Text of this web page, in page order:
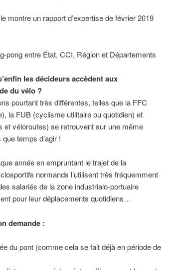
montre un rapport d’expertise de février 2019
pong entre État, CCI, Région et Départements
les décideurs accèdent aux
du vélo ?
pourtant très différentes, telles que la FFC
la FUB (cyclisme utilitaire ou quotidien) et
et véloroutes) se retrouvent sur une même
temps d’agir !
année en empruntant le trajet de la
normands l’utilisent très fréquemment
salariés de la zone industrialo-portuaire
pour leur déplacements quotidiens…
demande :
du pont (comme cela se fait déjà en période de